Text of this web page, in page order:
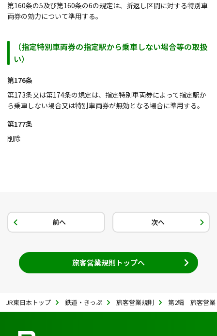
第160条の5及び第160条の6の規定は、折返し区間に対する特別車
両券の効力について準用する。
（指定特別車両券の指定駅から乗車しない場合等の取扱
い）
第176条
第173条又は第174条の規定は、指定特別車両券によって指定駅か
ら乗車しない場合又は特別車両券が無効となる場合に準用する。
第177条
削除
前へ 次へ
旅客営業規則トップへ
JR東日本トップ 鉄道・きっぷ 旅客営業規則 第2編 旅客営業